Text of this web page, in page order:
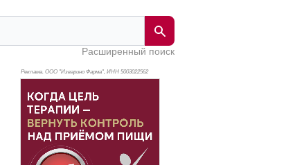
Расширенный поиск
Реклама. ООО "Изварино Фарма", ИНН 5003022562